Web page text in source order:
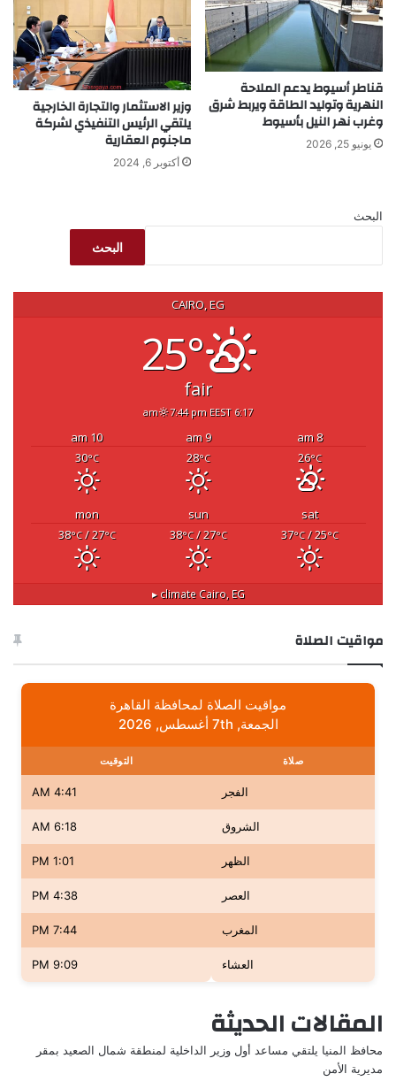
قناطر أسيوط يدعم الملاحة
النهرية وتوليد الطاقة ويربط شرق
وغرب نهر النيل بأسيوط
يونيو 25, 2026
وزير الاستثمار والتجارة الخارجية
يلتقي الرئيس التنفيذي لشركة
ماجنوم العقارية
أكتوبر 6, 2024
البحث
البحث
CAIRO, EG
25°
fair
6:17 am
7:44 pm EEST
8 am
9 am
10 am
26°C
28°C
30°C
sat
sun
mon
37°C/ 25°C
38°C/ 27°C
38°C/ 27°C
Cairo, EG
climate ▸
مواقيت الصلاة
مواقيت الصلاة لمحافظة القاهرة
الجمعة, 7th أغسطس, 2026
صلاة التوقيت
الفجر 4:41 AM
الشروق 6:18 AM
الظهر 1:01 PM
العصر 4:38 PM
المغرب 7:44 PM
العشاء 9:09 PM
المقالات الحديثة
محافظ المنيا يلتقي مساعد أول وزير الداخلية لمنطقة شمال الصعيد بمقر
مديرية الأمن